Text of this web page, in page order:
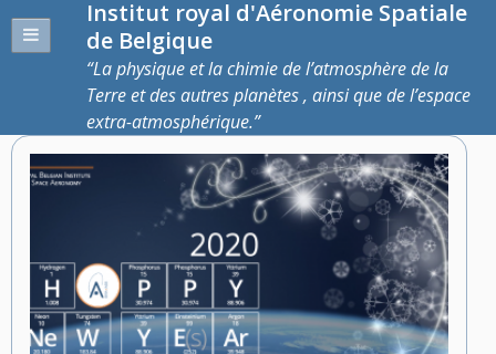
Institut royal d'Aéronomie Spatiale
de Belgique
La physique et la chimie de l’atmosphère de la
Terre et des autres planètes , ainsi que de l’espace
extra-atmosphérique.